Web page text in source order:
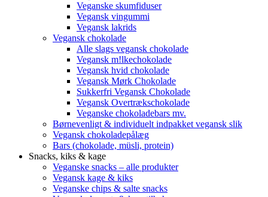
Veganske skumfiduser
Vegansk vingummi
Vegansk lakrids
Vegansk chokolade
Alle slags vegansk chokolade
Vegansk m!lkechokolade
Vegansk hvid chokolade
Vegansk Mørk Chokolade
Sukkerfri Vegansk Chokolade
Vegansk Overtrækschokolade
Veganske chokoladebars mv.
Børnevenligt & individuelt indpakket vegansk slik
Vegansk chokoladepålæg
Bars (chokolade, müsli, protein)
Snacks, kiks & kage
Veganske snacks – alle produkter
Vegansk kage & kiks
Veganske chips & salte snacks